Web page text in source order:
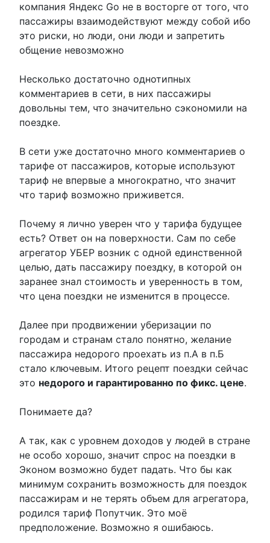
компания Яндекс Go не в восторге от того, что
пассажиры взаимодействуют между собой ибо
это риски, но люди, они люди и запретить
общение невозможно
Несколько достаточно однотипных
комментариев в сети, в них пассажиры
довольны тем, что значительно сэкономили на
поездке.
В сети уже достаточно много комментариев о
тарифе от пассажиров, которые используют
тариф не впервые а многократно, что значит
что тариф возможно приживется.
Почему я лично уверен что у тарифа будущее
есть? Ответ он на поверхности. Сам по себе
агрегатор УБЕР возник с одной единственной
целью, дать пассажиру поездку, в которой он
заранее знал стоимость и уверенность в том,
что цена поездки не изменится в процессе.
Далее при продвижении уберизации по
городам и странам стало понятно, желание
пассажира недорого проехать из п.А в п.Б
стало ключевым. Итого рецепт поездки сейчас
это недорого и гарантированно по фикс. цене.
Понимаете да?
А так, как с уровнем доходов у людей в стране
не особо хорошо, значит спрос на поездки в
Эконом возможно будет падать. Что бы как
минимум сохранить возможность для поездок
пассажирам и не терять объем для агрегатора,
родился тариф Попутчик. Это моё
предположение. Возможно я ошибаюсь.